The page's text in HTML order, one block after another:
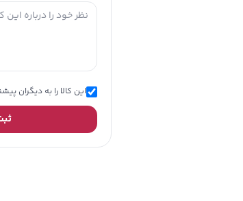
این کالا را به دیگران